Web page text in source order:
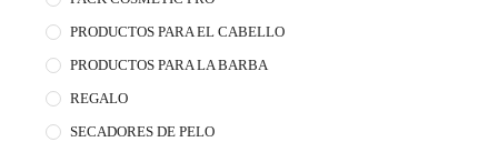
PRODUCTOS PARA EL CABELLO
PRODUCTOS PARA LA BARBA
REGALO
SECADORES DE PELO